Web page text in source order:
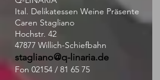
Ital. Delikatessen Weine Präsente
Caren Stagliano
Hochstr. 42
47877 Willich-Schiefbahn
stagliano@q-linaria.de
Fon 02154 / 81 65 75